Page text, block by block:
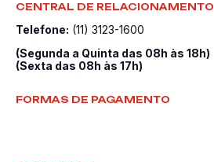
CENTRAL DE RELACIONAMENTO
Telefone: (11) 3123-1600
(Segunda a Quinta das 08h às 18h)
(Sexta das 08h às 17h)
FORMAS DE PAGAMENTO